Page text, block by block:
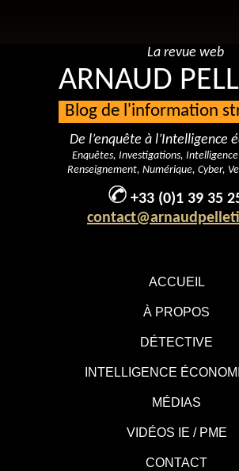
ACCUEIL
À PROPOS
DÉTECTIVE
INTELLIGENCE
MÉDIAS
VIDÉOS IE / PME
CONTACT
La revue web
ARNAUD
Blog de l'information
De l’enquête à l’Intelligence
Enquêtes, Investigations,
Renseignement, Numérique, Cyber,
+33 (0)1 39 35